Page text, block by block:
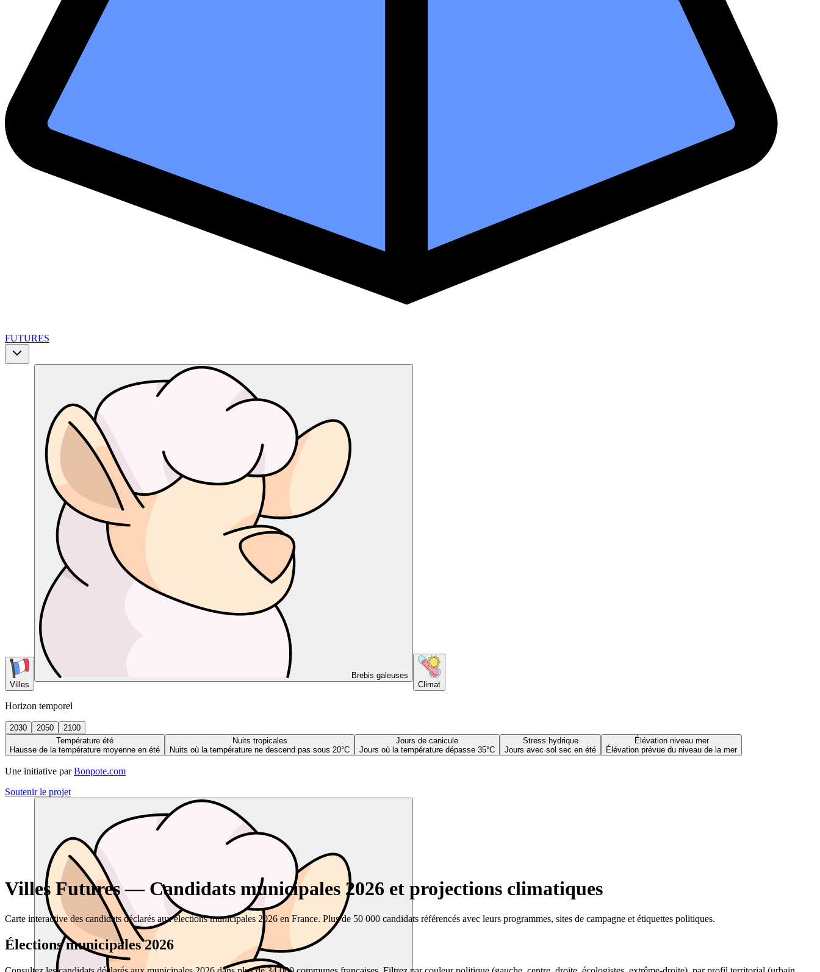
FUTURES
Villes
Brebis galeuses
Climat
Horizon temporel
2030 2050
2100
Température été
Hausse de la température moyenne en été
Nuits tropicales
Nuits où la température ne descend pas sous 20°C
Jours de canicule
Jours où la température dépasse 35°C
Stress hydrique
Jours avec sol sec en été
Élévation niveau mer
Élévation prévue du niveau de la mer
Une initiative par Bonpote.com
Soutenir le projet
Villes Futures — Candidats municipales 2026 et projections climatiques
Carte interactive des candidats déclarés aux élections municipales 2026 en France. Plus de 50 000 candidats référencés avec leurs programmes, sites de campagne et étiquettes politiques.
Élections municipales 2026